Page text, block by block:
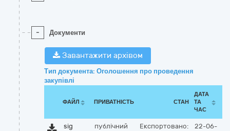
- Документи
Завантажити архівом
Тип документа: Оголошення про проведення
закупівлі
ФАЙЛ ПРИВАТНІСТЬ СТАН
ДАТА
ТА
ЧАС
sig публічний Експортовано: 22-06-